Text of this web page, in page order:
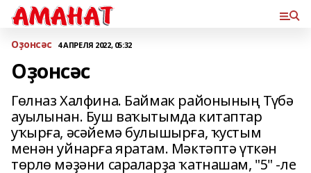
Оҙонсәс 4 АПРЕЛЯ 2022, 05:32
Оҙонсәс
Гөлназ Халфина. Баймак районының Түбә
ауылынан. Буш ваҡытымда китаптар
уҡырға, әсәйемә булышырға, ҡустым
менән уйнарға яратам. Мәктәптә үткән
төрлө мәҙәни сараларҙа ҡатнашам, "5" -ле